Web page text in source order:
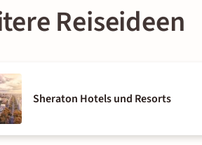
Reiseideen
Sheraton Hotels und Resorts